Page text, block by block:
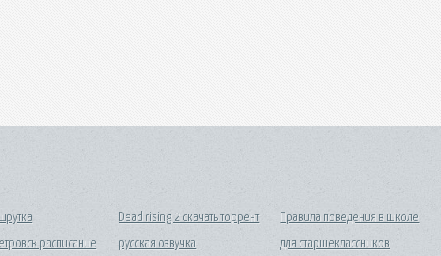
расписание
Dead rising 2 скачать торрент
русская озвучка
Правила поведения в школе
для старшеклассников